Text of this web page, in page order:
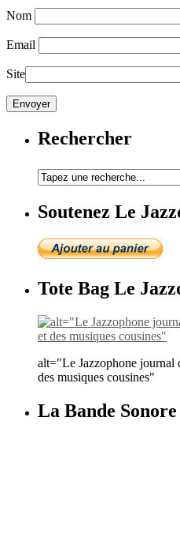
Nom
Email
Site
Rechercher
Soutenez Le
Tote Bag Le
alt="Le Jazzophone journal
des musiques cousines"
La Bande Sonore